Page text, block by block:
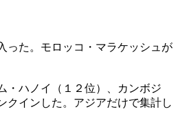
った。モロッコ・マラケッシュが
・ハノイ（１２位）、カンボジ
クインした。アジアだけで集計し